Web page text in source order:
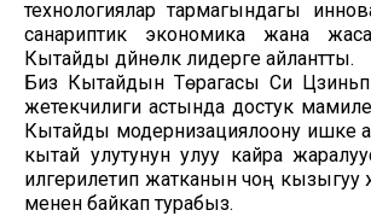
технологиялар тармагындагы
санариптик экономика жана
Кытайды дүйнөлүк лидерге айлантты.
Биз Кытайдын Төрагасы Си
жетекчилиги астында достук
Кытайды модернизациялоону ишке
кытай улутунун улуу кайра
илгерилетип жатканын чоң кызыгуу
менен байкап турабыз.